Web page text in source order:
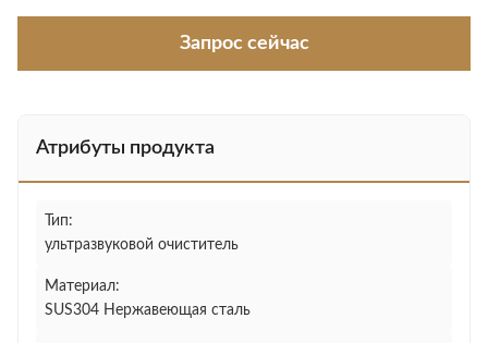
Запрос сейчас
Атрибуты продукта
Тип:
ультразвуковой очиститель
Материал:
SUS304 Нержавеющая сталь